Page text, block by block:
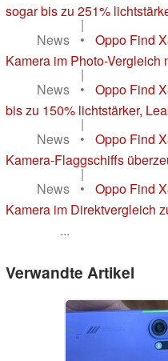
sogar bis zu 251%
|
News
•
Oppo Find
Kamera im Photo-Vergleich
|
News
•
Oppo Find
bis zu 150% lichtstärker,
|
News
•
Oppo Find
Kamera-Flaggschiffs
|
News
•
Oppo Find
Kamera im Direktvergleich
...
Verwandte Artikel